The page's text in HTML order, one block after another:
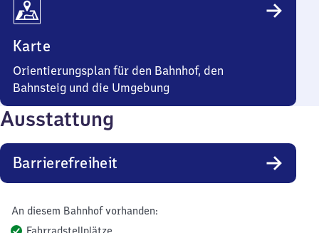
Karte
Orientierungsplan für den Bahnhof, den
Bahnsteig und die Umgebung
Ausstattung
Barrierefreiheit
An diesem Bahnhof vorhanden: